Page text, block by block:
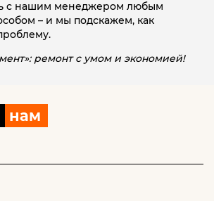
с нашим менеджером любым
– и мы подскажем, как
ремонт с умом и экономией!
нам